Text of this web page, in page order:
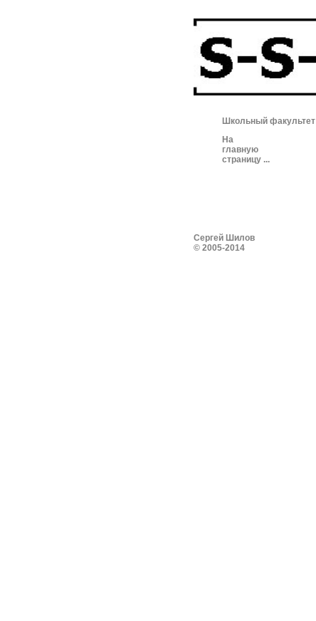
Школьный факультет
На
главную
страницу ...
Сергей Шилов
© 2005-2014